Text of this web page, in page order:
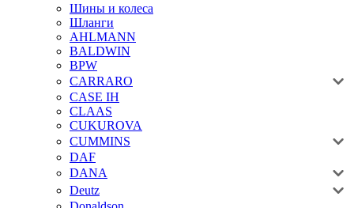
Шины и колеса
Шланги
AHLMANN
BALDWIN
BPW
CARRARO
CASE IH
CLAAS
CUKUROVA
CUMMINS
DAF
DANA
Deutz